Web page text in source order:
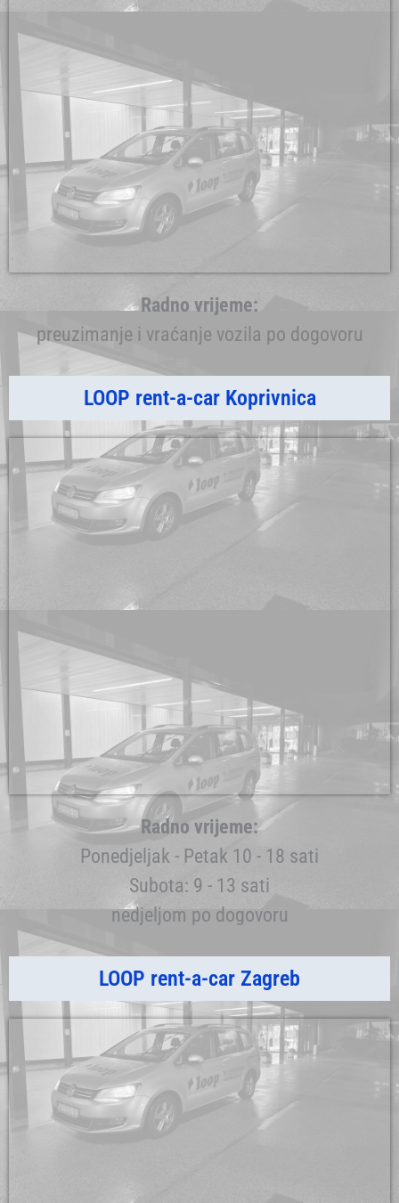
Radno vrijeme:
preuzimanje i vraćanje vozila po dogovoru
LOOP rent-a-car Koprivnica
Radno vrijeme:
Ponedjeljak - Petak 10 - 18 sati
Subota: 9 - 13 sati
nedjeljom po dogovoru
LOOP rent-a-car Zagreb